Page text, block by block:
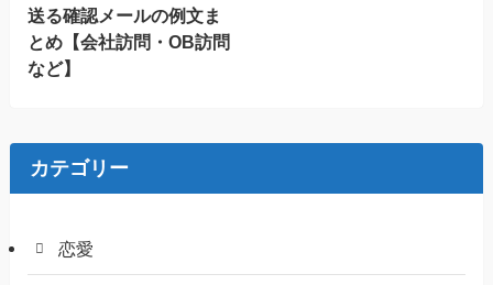
送る確認メールの例文ま
とめ【会社訪問・OB訪問
など】
カテゴリー
恋愛